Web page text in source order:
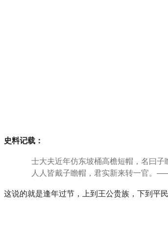
史料记载：
士大夫近年仿东坡桶高檐短帽，名曰
人人皆戴子瞻帽，君实新来转一官。
这说的就是逢年过节，上到王公贵族，下到平